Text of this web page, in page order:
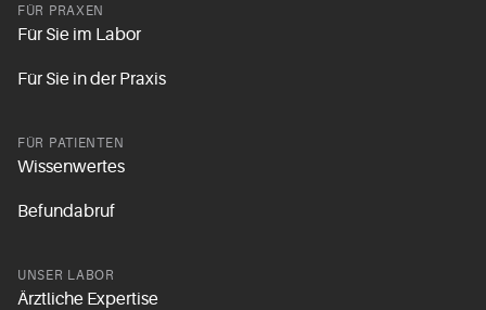
FÜR PRAXEN
Für Sie im Labor
Für Sie in der Praxis
FÜR PATIENTEN
Wissenwertes
Befundabruf
UNSER LABOR
Ärztliche Expertise